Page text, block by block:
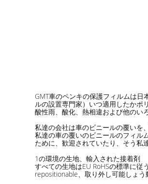
GMT車のペンキの保護フィルムは
ルの設置専門家）いつ適用したかポ
酸性雨、酸化、熱相違および他のい
私達の会社は車のビニールの覆いを
私達の車の覆いのビニールのフィル
ために、歓迎されていたり、そう私
1の環境の生地、輸入された接着剤
すべての生地はEU RoHSの標準に従
repositionable、取り外し可能しょう